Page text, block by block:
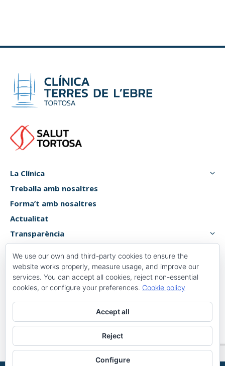
La Clínica
Treballa amb nosaltres
Forma’t amb nosaltres
Actualitat
Transparència
Canal de denúncies
Plaça 1 d’octubre, 6, 8,
43500 Tortosa, Tarragona
We use our own and third-party cookies to ensure the
website works properly, measure usage, and improve our
services. You can accept all cookies, reject non-essential
cookies, or configure your preferences. Cookie policy
Accept all
Reject
Configure